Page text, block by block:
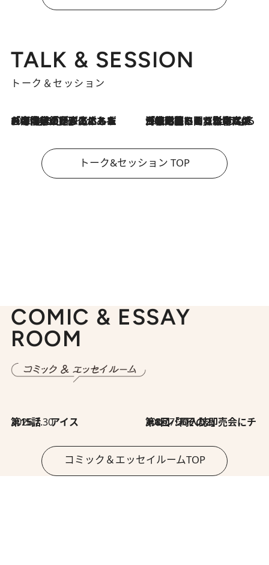
TALK & SESSION
トーク＆セッション
2026.8.3
「今後値上げがあるとすれば…」「リスクがあるのは今年の冬」エネルギー専門家が語る、ホルムズ海峡封鎖が家庭にもたらす“ある心配” 2026.8.3
「住宅建てられない…」「サーチャージ料の高値が続いている」ホルムズ海峡封鎖による影響はいつまで続く？《エネルギー専門家に聞く“どうなる日本の暮らし”》
トーク&セッション TOP
COMIC & ESSAY
ROOM
2026.7.30
第15話 アイス 2026.7.30
第8回「同人誌即売会にチャレンジ その2」
コミック＆エッセイルームTOP